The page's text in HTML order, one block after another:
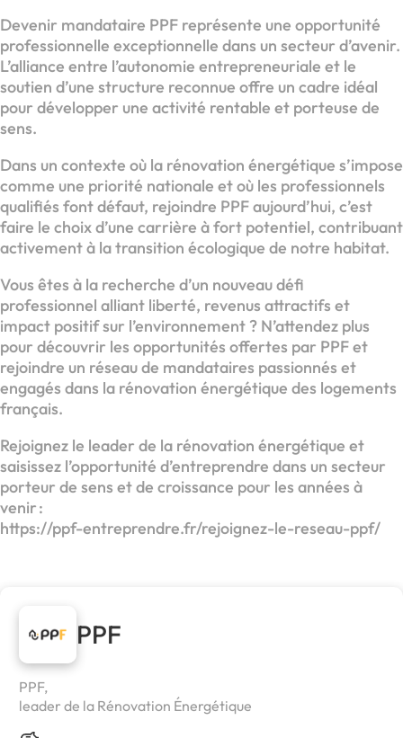
Devenir mandataire PPF représente une opportunité
professionnelle exceptionnelle dans un secteur d’avenir.
L’alliance entre l’autonomie entrepreneuriale et le
soutien d’une structure reconnue offre un cadre idéal
pour développer une activité rentable et porteuse de
sens.
Dans un contexte où la rénovation énergétique s’impose
comme une priorité nationale et où les professionnels
qualifiés font défaut, rejoindre PPF aujourd’hui, c’est
faire le choix d’une carrière à fort potentiel, contribuant
activement à la transition écologique de notre habitat.
Vous êtes à la recherche d’un nouveau défi
professionnel alliant liberté, revenus attractifs et
impact positif sur l’environnement ? N’attendez plus
pour découvrir les opportunités offertes par PPF et
rejoindre un réseau de mandataires passionnés et
engagés dans la rénovation énergétique des logements
français.
Rejoignez le leader de la rénovation énergétique et
saisissez l’opportunité d’entreprendre dans un secteur
porteur de sens et de croissance pour les années à
venir :
https://ppf-entreprendre.fr/rejoignez-le-reseau-ppf/
PPF
PPF,
leader de la Rénovation Énergétique